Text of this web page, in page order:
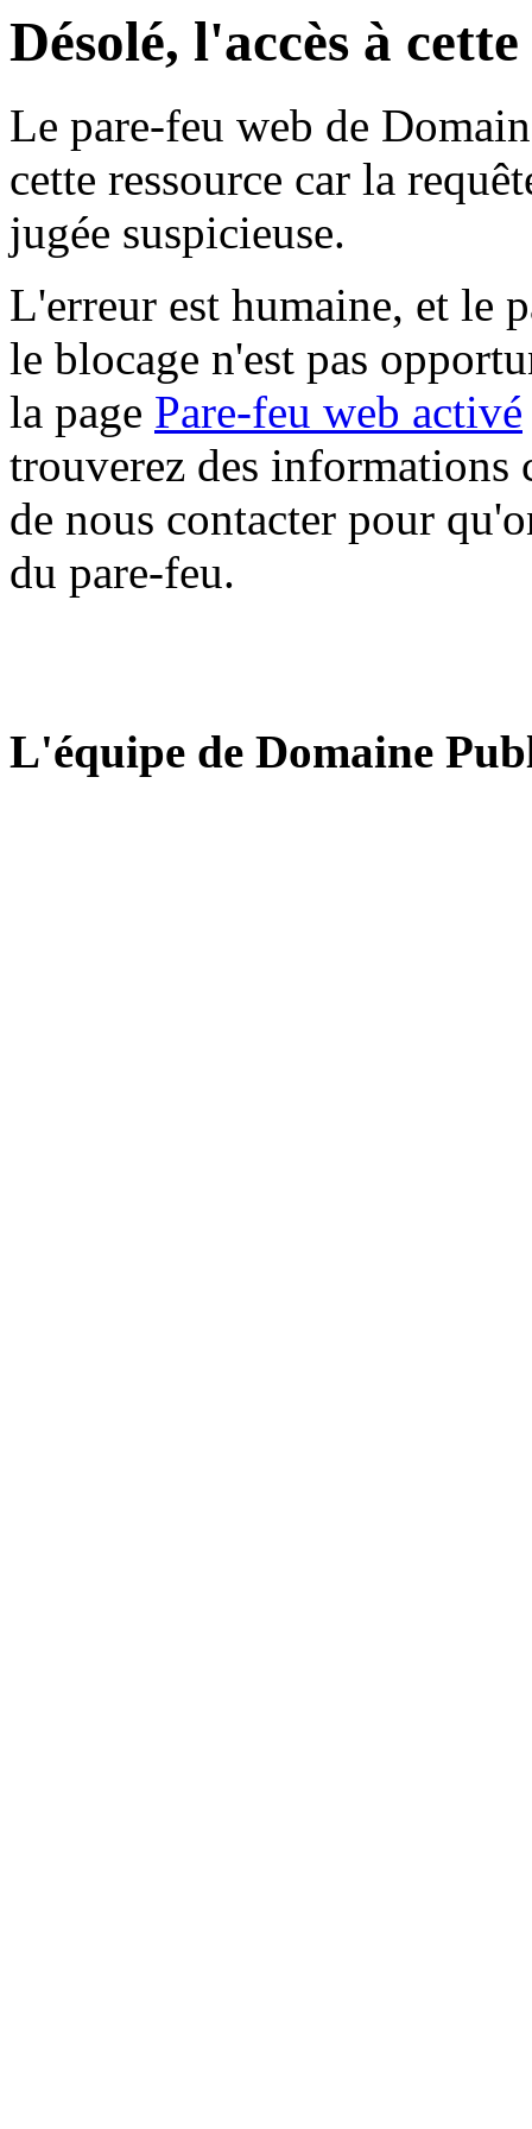
Désolé, l'accès à
Le pare-feu web de
cette ressource car la
jugée suspicieuse.
L'erreur est humaine, et le
le blocage n'est pas
la page Pare-feu web activé
trouverez des informations
de nous contacter pour
du pare-feu.
L'équipe de Domaine